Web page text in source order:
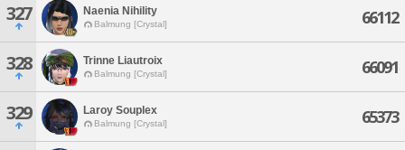
327 Naenia Nihility
Balmung [Crystal] 66112
328 Trinne Liautroix
Balmung [Crystal] 66091
329 Laroy Souplex
Balmung [Crystal] 65373